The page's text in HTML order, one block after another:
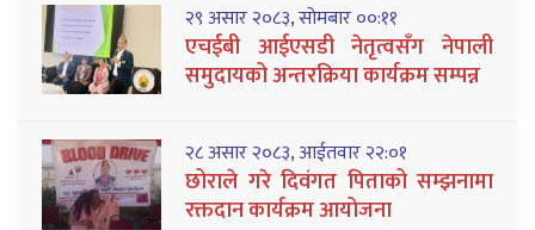
२९ असार २०८३, सोमबार ००:११
एचईबी आईएसडी नेतृत्वसँग नेपाली
समुदायको अन्तरक्रिया कार्यक्रम सम्पन्न
२८ असार २०८३, आईतवार २२:०१
छोराले गरे दिवंगत पिताको सम्झनामा
रक्तदान कार्यक्रम आयोजना